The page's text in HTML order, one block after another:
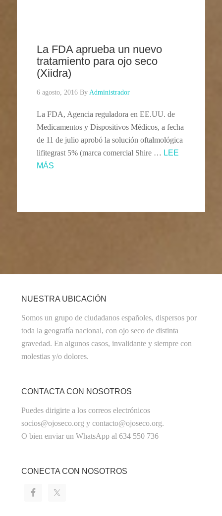
La FDA aprueba un nuevo
tratamiento para ojo seco
(Xiidra)
6 agosto, 2016 By Administrador
La FDA, Agencia reguladora en EE.UU. de
Medicamentos y Dispositivos Médicos, a fecha
de 11 de julio aprobó la solución oftalmológica
lifitegrast 5% (marca comercial Shire … LEE
MÁS
NUESTRA UBICACIÓN
Somos un grupo de ciudadanos españoles, dispersos por
toda la geografía nacional, con ojo seco de distinta
gravedad. En algunos casos, invalidante y siempre con
molestias y/o dolores.
CONTACTA CON NOSOTROS
Puedes dirigirte a los correos electrónicos
socios@ojoseco.org y contacto@ojoseco.org.
O bien enviar un WhatsApp al 634 550 736
CONECTA CON NOSOTROS